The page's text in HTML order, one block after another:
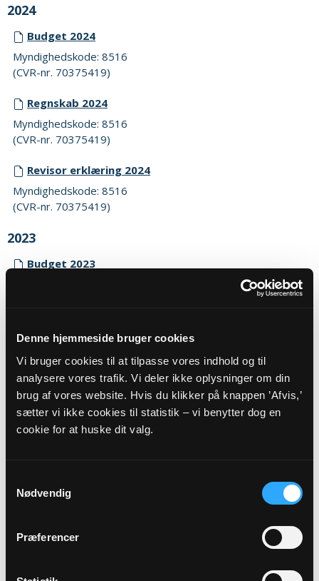
Denne hjemmeside bruger cookies
Vi bruger cookies til at tilpasse vores indhold og til
analysere vores trafik. Vi deler ikke oplysninger om din
brug af vores website. Hvis du klikker på knappen ’Afvis,’
sætter vi ikke cookies til statistik – vi benytter dog en
cookie for at huske dit valg.
Nødvendig
Præferencer
2024
Budget 2024
Myndighedskode: 8516
(CVR-nr. 70375419)
Regnskab 2024
Myndighedskode: 8516
(CVR-nr. 70375419)
Revisor erklæring 2024
Myndighedskode: 8516
(CVR-nr. 70375419)
2023
Budget 2023
(CVR-nr. 70375419)
Revisor erklæring 2023
Myndighedskode: 8516
(CVR-nr. 70375419)
Budget 2022